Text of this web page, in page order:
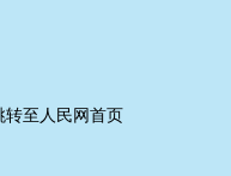
转至人民网首页